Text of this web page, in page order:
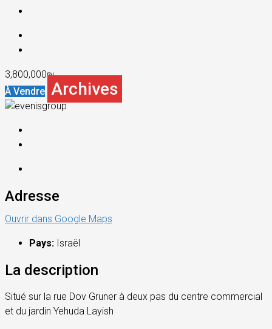
3,800,000₪
À Vendre Archives
Adresse
Ouvrir dans Google Maps
Pays: Israël
La description
Situé sur la rue Dov Gruner à deux pas du centre commercial
et du jardin Yehuda Layish